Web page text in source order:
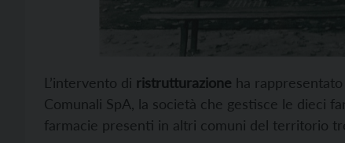
L’intervento di ristrutturazione ha
Comunali SpA, la società che gestisce le dieci
farmacie presenti in altri comuni del territorio